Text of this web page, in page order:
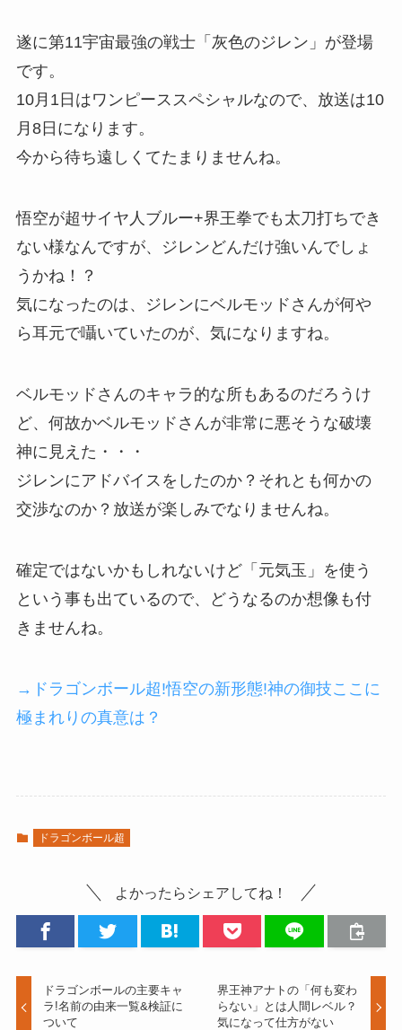
遂に第11宇宙最強の戦士「灰色のジレン」が登場
です。
10月1日はワンピーススペシャルなので、放送は10
月8日になります。
今から待ち遠しくてたまりませんね。
悟空が超サイヤ人ブルー+界王拳でも太刀打ちでき
ない様なんですが、ジレンどんだけ強いんでしょ
うかね！？
気になったのは、ジレンにベルモッドさんが何や
ら耳元で囁いていたのが、気になりますね。
ベルモッドさんのキャラ的な所もあるのだろうけ
ど、何故かベルモッドさんが非常に悪そうな破壊
神に見えた・・・
ジレンにアドバイスをしたのか？それとも何かの
交渉なのか？放送が楽しみでなりませんね。
確定ではないかもしれないけど「元気玉」を使う
という事も出ているので、どうなるのか想像も付
きませんね。
→ドラゴンボール超!悟空の新形態!神の御技ここに
極まれりの真意は？
ドラゴンボール超
よかったらシェアしてね！
ドラゴンボールの主要キャ
ラ!名前の由来一覧&検証に
ついて
界王神アナトの「何も変わ
らない」とは人間レベル？
気になって仕方がない